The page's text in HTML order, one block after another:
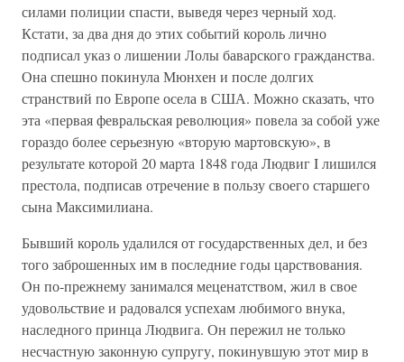
силами полиции спасти, выведя через черный ход.
Кстати, за два дня до этих событий король лично
подписал указ о лишении Лолы баварского гражданства.
Она спешно покинула Мюнхен и после долгих
странствий по Европе осела в США. Можно сказать, что
эта «первая февральская революция» повела за собой уже
гораздо более серьезную «вторую мартовскую», в
результате которой 20 марта 1848 года Людвиг I лишился
престола, подписав отречение в пользу своего старшего
сына Максимилиана.
Бывший король удалился от государственных дел, и без
того заброшенных им в последние годы царствования.
Он по-прежнему занимался меценатством, жил в свое
удовольствие и радовался успехам любимого внука,
наследного принца Людвига. Он пережил не только
несчастную законную супругу, покинувшую этот мир в